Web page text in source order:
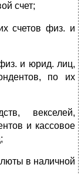
счет;
счетов физ. и
и юрид. лиц,
по их
векселей,
и кассовое
в наличной